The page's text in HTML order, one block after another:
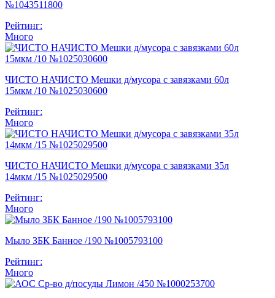
№1043511800
Рейтинг:
Много
ЧИСТО НАЧИСТО Мешки д/мусора с завязками 60л
15мкм /10 №1025030600
Рейтинг:
Много
ЧИСТО НАЧИСТО Мешки д/мусора с завязками 35л
14мкм /15 №1025029500
Рейтинг:
Много
Мыло ЗБК Банное /190 №1005793100
Рейтинг:
Много